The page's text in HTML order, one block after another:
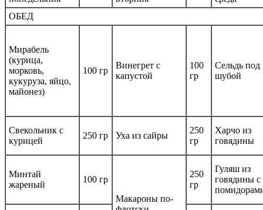
ОБЕД
Мирабель
(курица,
морковь,
кукуруза, яйцо,
майонез)
100 гр
Винегрет с
капустой
100
гр
Сельдь под
шубой
Свекольник с
курицей
250 гр Уха из сайры
250
гр
Харчо из
говядины
Минтай
жареный
100 гр
Макароны по-
250
гр
Гуляш из
говядины с